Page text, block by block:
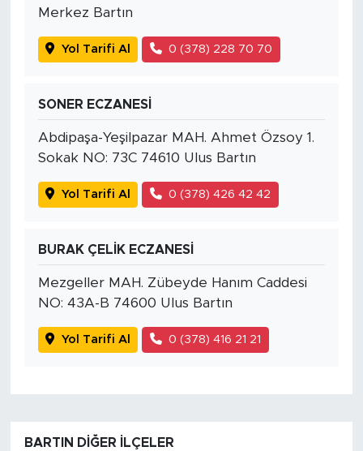
Merkez Bartın
Yol Tarifi Al 0 (378) 228 70 70
SONER ECZANESİ
Abdipaşa-Yeşilpazar MAH. Ahmet Özsoy 1.
Sokak NO: 73C 74610 Ulus Bartın
Yol Tarifi Al 0 (378) 426 42 42
BURAK ÇELİK ECZANESİ
Mezgeller MAH. Zübeyde Hanım Caddesi
NO: 43A-B 74600 Ulus Bartın
Yol Tarifi Al 0 (378) 416 21 21
BARTIN DIĞER İLÇELER